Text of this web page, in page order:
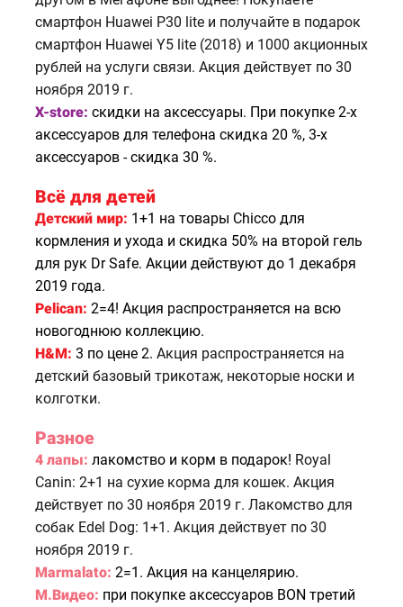
смартфон Huawei P30 lite и получайте в подарок
смартфон Huawei Y5 lite (2018) и 1000 акционных
рублей на услуги связи. Акция действует по 30
ноября 2019 г.
X-store: скидки на аксессуары. При покупке 2-х
аксессуаров для телефона скидка 20 %, 3-х
аксессуаров - скидка 30 %.
Всё для детей
Детский мир: 1+1 на товары Chicco для
кормления и ухода и скидка 50% на второй гель
для рук Dr Safe. Акции действуют до 1 декабря
2019 года.
Pelican: 2=4! Акция распространяется на всю
новогоднюю коллекцию.
H&M: 3 по цене 2. Акция распространяется на
детский базовый трикотаж, некоторые носки и
колготки.
Разное
4 лапы: лакомство и корм в подарок! Royal
Canin: 2+1 на сухие корма для кошек. Акция
действует по 30 ноября 2019 г. Лакомство для
собак Edel Dog: 1+1. Акция действует по 30
ноября 2019 г.
Marmalato: 2=1. Акция на канцелярию.
М.Видео: при покупке аксессуаров BON третий